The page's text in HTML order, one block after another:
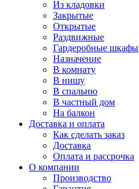
Из кладовки
Закрытые
Открытые
Раздвижные
Гардеробные шкафы
Назначение
В комнату
В нишу
В спальню
В частный дом
На балкон
Доставка и оплата
Как сделать заказ
Доставка
Оплата и рассрочка
О компании
Производство